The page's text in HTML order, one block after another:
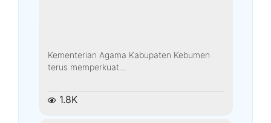
Kementerian Agama Kabupaten Kebumen
terus memperkuat...
1.8K